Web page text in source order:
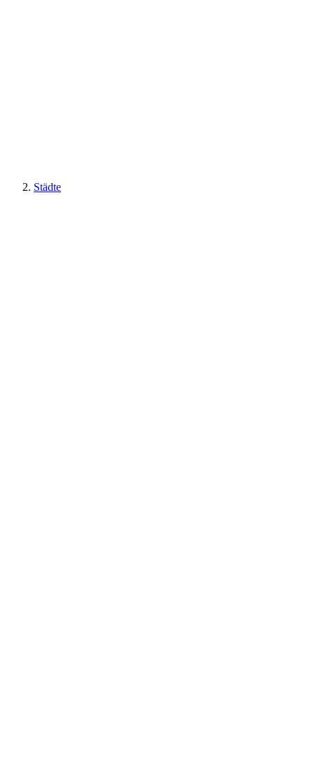
Städte